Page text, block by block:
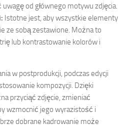
od głównego motywu zdjęcia.
Istotne jest, aby wszystkie elementy
ze sobą zestawione. Można to
lub kontrastowanie kolorów i
w postprodukcji, podczas edycji
kompozycji. Dzięki
przyciąć zdjęcie, zmieniać
wzmocnić jego wyrazistość i
dobrane kadrowanie może